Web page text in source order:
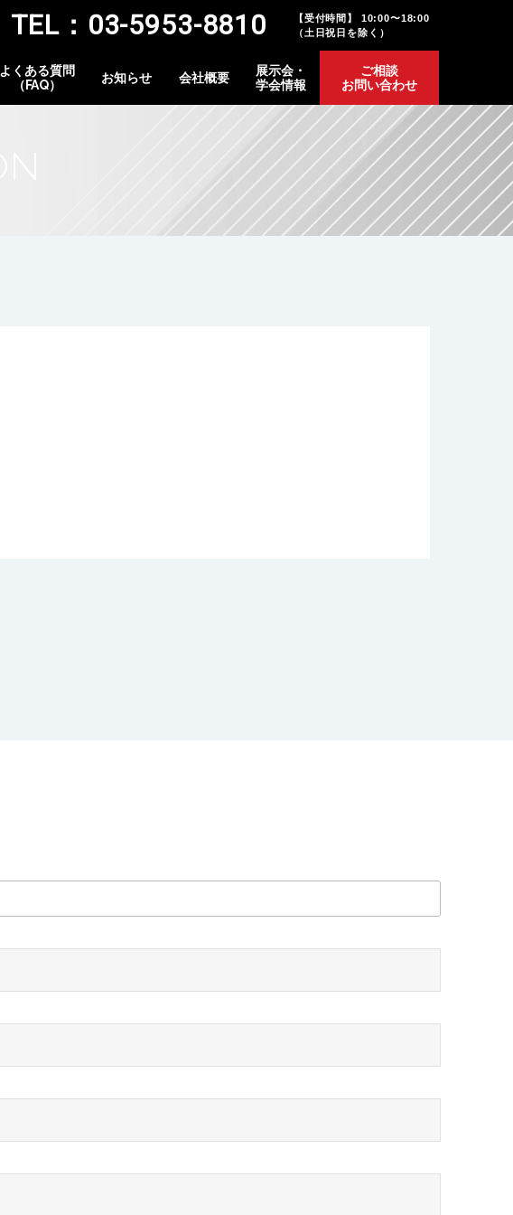
TEL：03-5953-8810
【受付時間】 10:00〜18:00
（土日祝日を除く）
よくある質問
（FAQ）
お知らせ 会社概要
展示会・
学会情報
ご相談
お問い合わせ